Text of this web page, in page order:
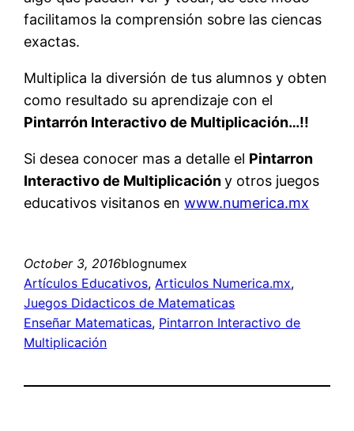
facilitamos la comprensión sobre las ciencas
exactas.
Multiplica la diversión de tus alumnos y obten
como resultado su aprendizaje con el
Pintarrón Interactivo de Multiplicación…!!
Si desea conocer mas a detalle el Pintarron
Interactivo de Multiplicación y otros juegos
educativos visitanos enwww.numerica.mx
October 3, 2016blognumex
Artículos Educativos, Articulos Numerica.mx
Juegos Didacticos de Matematicas
Enseñar Matematicas, Pintarron Interactivo de
Multiplicación